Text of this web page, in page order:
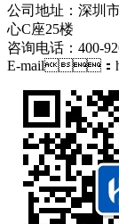
公司地址：深
心C座25楼
咨询电话：400-
E-mail：